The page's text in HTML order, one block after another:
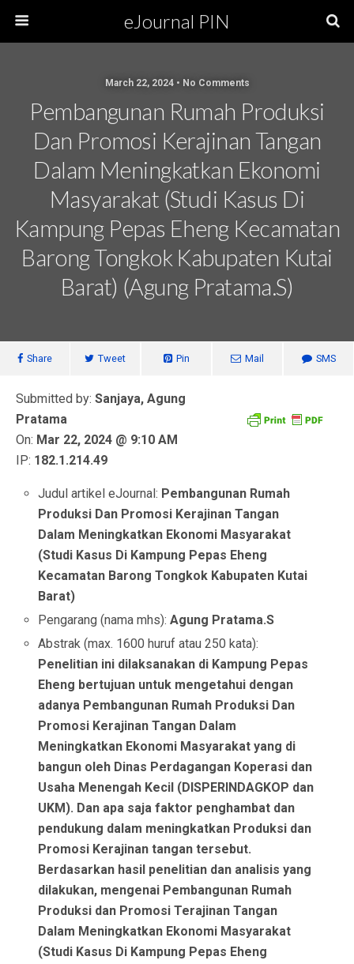
eJournal PIN
March 22, 2024 • No Comments
Pembangunan Rumah Produksi
Dan Promosi Kerajinan Tangan
Dalam Meningkatkan Ekonomi
Masyarakat (Studi Kasus Di
Kampung Pepas Eheng Kecamatan
Barong Tongkok Kabupaten Kutai
Barat) (Agung Pratama.S)
Share Tweet Pin Mail SMS
Submitted by: Sanjaya, Agung
Pratama
On: Mar 22, 2024 @ 9:10 AM
IP: 182.1.214.49
Judul artikel eJournal: Pembangunan Rumah
Produksi Dan Promosi Kerajinan Tangan
Dalam Meningkatkan Ekonomi Masyarakat
(Studi Kasus Di Kampung Pepas Eheng
Kecamatan Barong Tongkok Kabupaten Kutai
Barat)
Pengarang (nama mhs):Agung Pratama.S
Abstrak (max. 1600 huruf atau 250 kata):
Penelitian ini dilaksanakan di Kampung Pepas
Eheng bertujuan untuk mengetahui dengan
adanya Pembangunan Rumah Produksi Dan
Promosi Kerajinan Tangan Dalam
Meningkatkan Ekonomi Masyarakat yang di
bangun oleh Dinas Perdagangan Koperasi dan
Usaha Menengah Kecil (DISPERINDAGKOP dan
UKM). Dan apa saja faktor penghambat dan
pendukung dalam meningkatkan Produksi dan
Promosi Kerajinan tangan tersebut.
Berdasarkan hasil penelitian dan analisis yang
dilakukan, mengenai Pembangunan Rumah
Produksi dan Promosi Terajinan Tangan
Dalam Meningkatkan Ekonomi Masyarakat
(Studi Kasus Di Kampung Pepas Eheng